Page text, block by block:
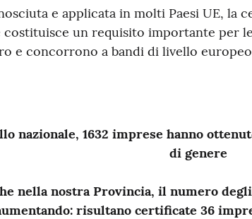
e applicata in molti Paesi UE, la
costituisce un requisito importante per
e concorrono a bandi di livello
nazionale, 1632 imprese hanno
di genere
nella nostra Provincia, il numero
risultano certificate 36